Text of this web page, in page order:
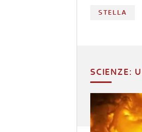
STELLA
SCIENZE: